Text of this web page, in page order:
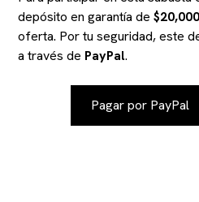
depósito en garantía de$20,000
oferta. Por tu seguridad, este
a través de PayPal.
Pagar por PayPal